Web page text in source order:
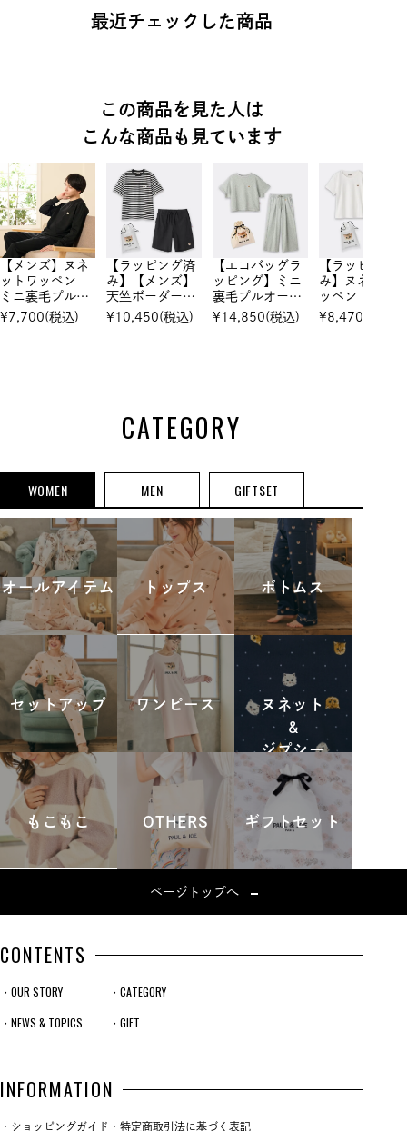
最近チェックした商品
この商品を見た人は
こんな商品も見ています
【メンズ】ヌネ
ットワッペン
ミニ裏毛プルオ
ーバー スウェ
ットトップス
¥7,700(税込)
【ラッピング済
み】【メンズ】
天竺ボーダー
トップス＆ハー
フパンツ セッ
¥ 10,450(税込)
【エコバッグラ
ッピング】ミニ
裏毛プルオーバ
ー＆ミニ裏毛フ
レアパンツ
¥ 14,850(税込)
【ラッピング済
み】ヌネットワ
ッペン Tシャ
ツ＆ハーフパン
ツ セットアッ
¥8,470
CATEGORY
WOMEN MEN GIFTSET
オールアイテム トップス ボトムス
セットアップ ワンピース
ヌネット
&
ジプシー
もこもこ OTHERS ギフトセット
ページトップへ
CONTENTS
・OUR STORY
・NEWS & TOPICS
・CATEGORY
・GIFT
INFORMATION
・ショッピングガイド ・特定商取引法に基づく表記